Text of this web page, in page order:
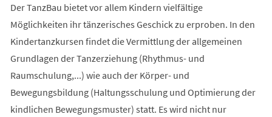
Der TanzBau bietet vor allem Kindern vielfältige
Möglichkeiten ihr tänzerisches Geschick zu erproben. In den
Kindertanzkursen findet die Vermittlung der allgemeinen
Grundlagen der Tanzerziehung (Rhythmus- und
Raumschulung,...) wie auch der Körper- und
Bewegungsbildung (Haltungsschulung und Optimierung der
kindlichen Bewegungsmuster) statt. Es wird nicht nur